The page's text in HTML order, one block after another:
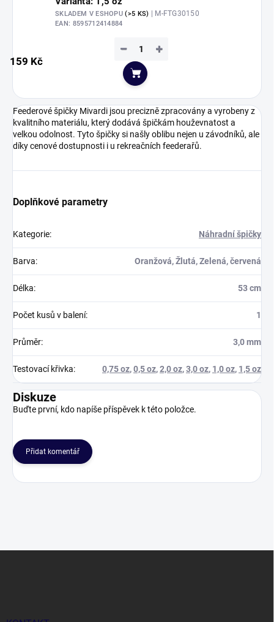
SKLADEM V ESHOPU(>5 KS) | M-FTG30150
EAN: 8595712414884
159 Kč
+
−
Do košíku
Feederové špičky Mivardi jsou precizně zpracovány a vyrobeny z
kvalitního materiálu, který dodává špičkám houževnatost a
velkou odolnost. Tyto špičky si našly oblibu nejen u závodníků, ale
díky cenové dostupnosti i u rekreačních feederařů.
Doplňkové parametry
Kategorie: Náhradní špičky
Barva: Oranžová, Žlutá, Zelená, červená
Délka: 53 cm
Počet kusů v balení: 1
Průměr: 3,0 mm
Testovací křivka: 0,75 oz,0,5 oz,2,0 oz,3,0 oz, 1,0 oz, 1,5 oz
Diskuze
Buďte první, kdo napíše příspěvek k této položce.
Přidat komentář